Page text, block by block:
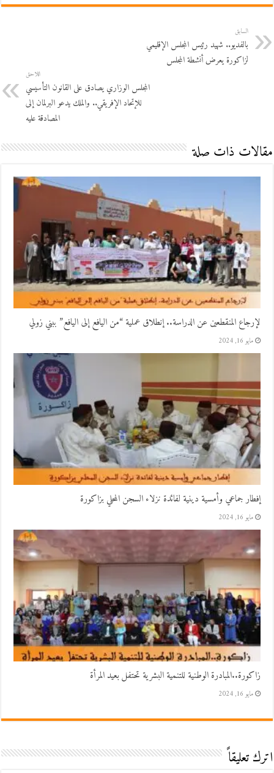
السابق
بالفديو.. شهيد رئيس المجلس الإقليمي
لزاكورة يعرض أنشطة المجلس
اللاحق
المجلس الوزاري يصادق على القانون التأسيسي
للإتحاد الإفريقي.. والملك يدعو البرلمان إلى
المصادقة عليه
مقالات ذات صلة
لإرجاع المنقطعين عن الدراسة.. إنطلاق عملية “من اليافع إلى اليافع” ببني زولي
مايو 16, 2024
إفطار جماعي وأمسية دينية لفائدة نزلاء السجن المحلي بزاكورة
مايو 16, 2024
زاكورة..المبادرة الوطنية للتنمية البشرية تحتفل بعيد المرأة
مايو 16, 2024
اترك تعليقاً